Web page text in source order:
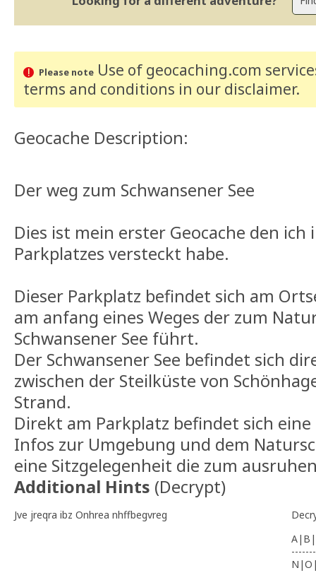
Please noteUse of geocaching.com
terms and conditions in our disclaimer.
Geocache Description:
Der weg zum Schwansener See
Dies ist mein erster Geocache den
Parkplatzes versteckt habe.
Dieser Parkplatz befindet sich am
am anfang eines Weges der zum
Schwansener See führt.
Der Schwansener See befindet sich
zwischen der Steilküste von
Strand.
Direkt am Parkplatz befindet sich
Infos zur Umgebung und dem
eine Sitzgelegenheit die zum
Additional Hints (Decrypt)
Jve jreqra ibz Onhrea nhffbegvreg